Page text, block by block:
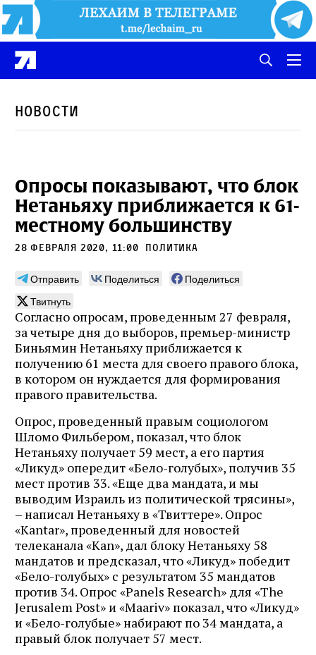
Новости
Опросы показывают, что блок
Нетаньяху приближается к 61-
местному большинству
28 февраля 2020, 11:00 политика
Отправить Поделиться
Поделиться
Твитнуть
Согласно опросам, проведенным 27 февраля,
за четыре дня до выборов, премьер-министр
Биньямин Нетаньяху приближается к
получению 61 места для своего правого блока,
в котором он нуждается для формирования
правого правительства.
Опрос, проведенный правым социологом
Шломо Фильбером, показал, что блок
Нетаньяху получает 59 мест, а его партия
«Ликуд» опередит «Бело-голубых», получив 35
мест против 33. «Еще два мандата, и мы
выводим Израиль из политической трясины»,
– написал Нетаньяху в «Твиттере». Опрос
«Kantar», проведенный для новостей
телеканала «Kan», дал блоку Нетаньяху 58
мандатов и предсказал, что «Ликуд» победит
«Бело-голубых» с результатом 35 мандатов
против 34. Опрос «Panels Research» для «The
Jerusalem Post» и «Maariv» показал, что «Ликуд»
и «Бело-голубые» набирают по 34 мандата, а
правый блок получает 57 мест.